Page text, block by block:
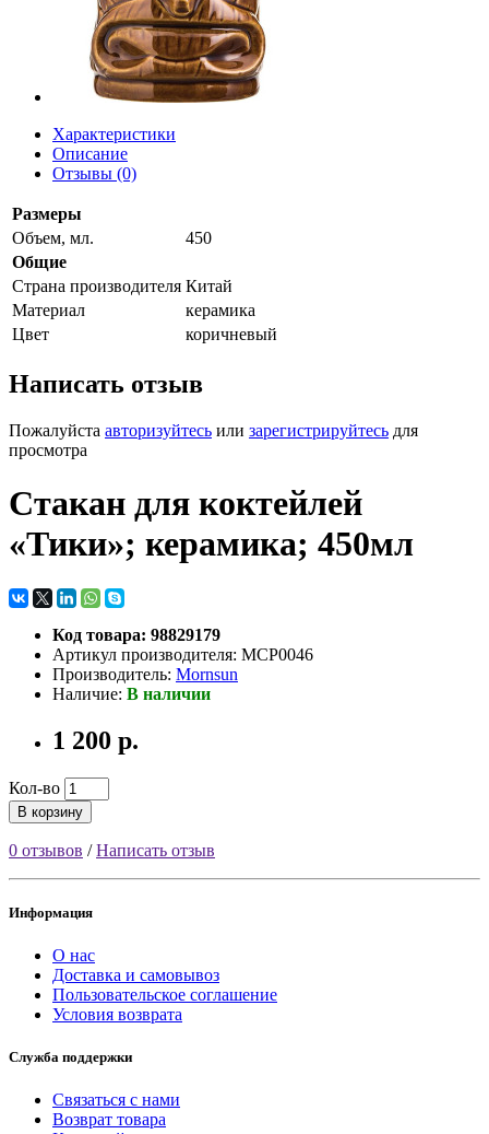
Характеристики
Описание
Отзывы (0)
Размеры
Объем, мл.
450
Общие
Страна производителя Китай
Материал
керамика
Цвет
коричневый
Написать отзыв
Пожалуйста авторизуйтесь или зарегистрируйтесь для
просмотра
Стакан для коктейлей
«Тики»; керамика; 450мл
Код товара: 98829179
Артикул производителя: MCP0046
Производитель: Mornsun
Наличие: В наличии
1 200 р.
Кол-во
В корзину
0 отзывов /Написать отзыв
Информация
О нас
Доставка и самовывоз
Пользовательское соглашение
Условия возврата
Служба поддержки
Связаться с нами
Возврат товара